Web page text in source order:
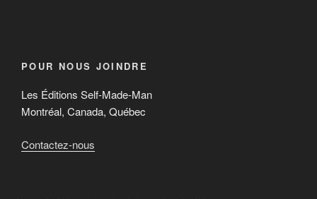
POUR NOUS JOINDRE
Les Éditions Self-Made-Man
Montréal, Canada, Québec
Contactez-nous